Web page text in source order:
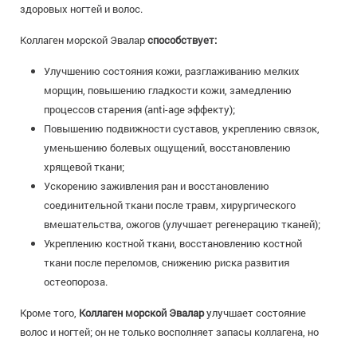
здоровых ногтей и волос.
Коллаген морской Эваларспособствует:
Улучшению состояния кожи, разглаживанию мелких
морщин, повышению гладкости кожи, замедлению
процессов старения (anti-age эффекту);
Повышению подвижности суставов, укреплению связок,
уменьшению болевых ощущений, восстановлению
хрящевой ткани;
Ускорению заживления ран и восстановлению
соединительной ткани после травм, хирургического
вмешательства, ожогов (улучшает регенерацию тканей);
Укреплению костной ткани, восстановлению костной
ткани после переломов, снижению риска развития
остеопороза.
Кроме того, Коллаген морской Эваларулучшает состояние
волос и ногтей; он не только восполняет запасы коллагена, но